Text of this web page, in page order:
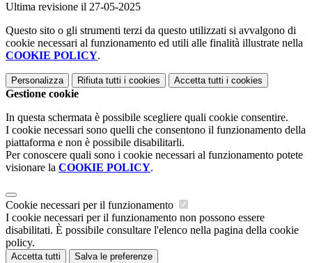
Ultima revisione il 27-05-2025
Questo sito o gli strumenti terzi da questo utilizzati si avvalgono di
cookie necessari al funzionamento ed utili alle finalità illustrate nella
COOKIE POLICY.
Personalizza Rifiuta tutti i cookies Accetta tutti i cookies
Gestione cookie
In questa schermata è possibile scegliere quali cookie consentire.
I cookie necessari sono quelli che consentono il funzionamento della
piattaforma e non è possibile disabilitarli.
Per conoscere quali sono i cookie necessari al funzionamento potete
visionare la COOKIE POLICY.
Cookie necessari per il funzionamento
I cookie necessari per il funzionamento non possono essere
disabilitati. È possibile consultare l'elenco nella pagina della cookie
policy.
Accetta tutti Salva le preferenze